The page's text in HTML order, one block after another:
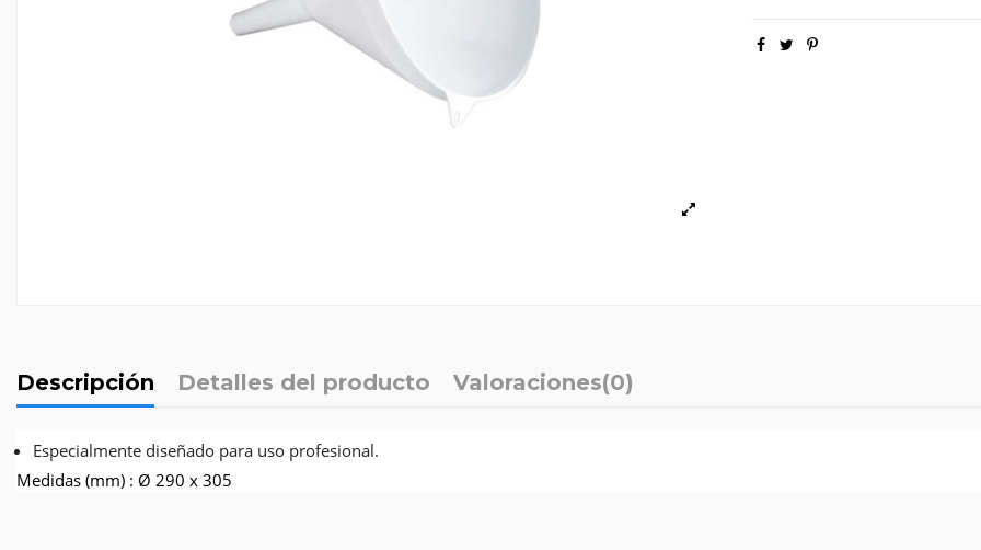
Descripción Detalles del producto Valoraciones(0)
Especialmente diseñado para uso profesional.
Medidas (mm) : Ø 290 x 305